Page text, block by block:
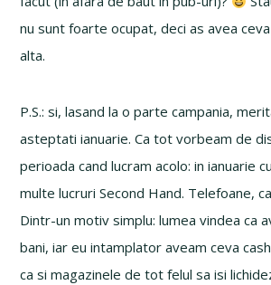
nu sunt foarte ocupat, deci as avea
alta.
P.S.: si, lasand la o parte campania,
asteptati ianuarie. Ca tot vorbeam de
perioada cand lucram acolo: in ianuarie
multe lucruri Second Hand. Telefoane,
Dintr-un motiv simplu: lumea vindea ca
bani, iar eu intamplator aveam ceva cash
ca si magazinele de tot felul sa isi